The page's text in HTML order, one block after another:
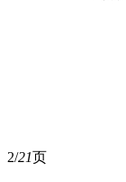
2/21页